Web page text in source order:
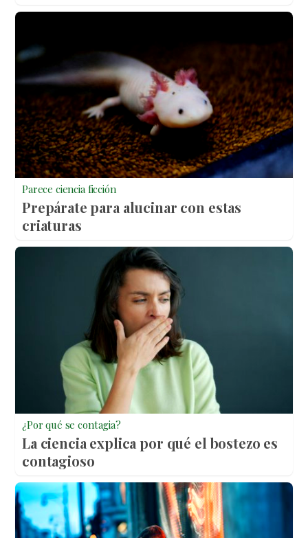
Parece ciencia ficción
Prepárate para alucinar con estas
criaturas
¿Por qué se contagia?
La ciencia explica por qué el bostezo es
contagioso